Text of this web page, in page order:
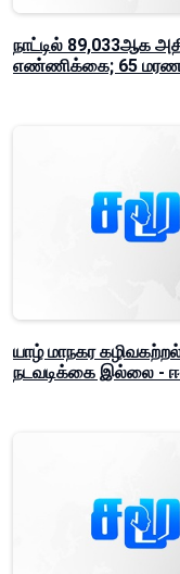
நாட்டில் 89,033ஆக
எண்ணிக்கை; 65
யாழ் மாநகர
நடவடிக்கை இல்லை -